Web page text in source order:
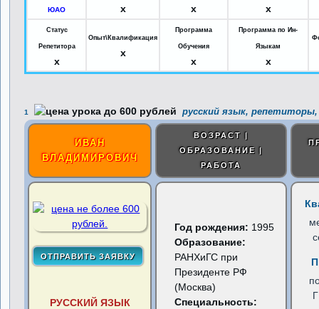
ЮАО x x x
Статус
Репетитора
x
Опыт\Квалификация
x
Программа
Обучения
x
Программа по Ин-
Языкам
x
1 русский язык,
ИВАН
ВЛАДИМИРОВИЧ
ВОЗРАСТ |
ОБРАЗОВАНИЕ |
РАБОТА
РУССКИЙ ЯЗЫК
Год рождения: 1995
Образование:
РАНХиГС при
Президенте РФ
(Москва)
Специальность: